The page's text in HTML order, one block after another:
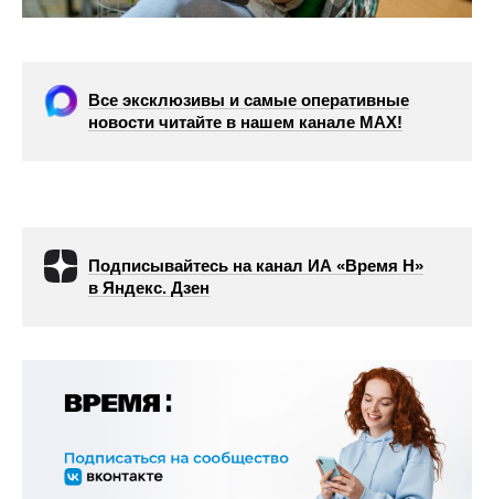
Все эксклюзивы и самые оперативные
новости читайте в нашем канале МАХ!
Подписывайтесь на канал ИА «Время Н»
в Яндекс. Дзен